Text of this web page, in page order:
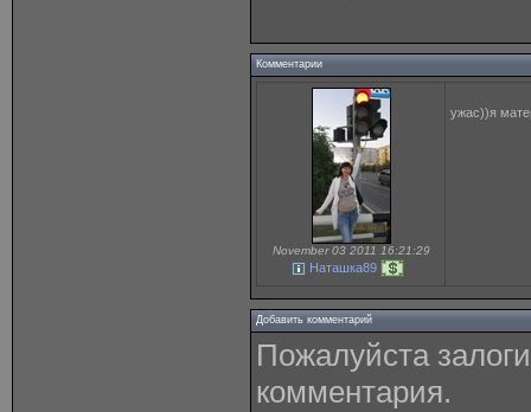
Комментарии
November 03 2011 16:21:29
Наташка89
ужас))я
Добавить комментарий
Пожалуйста
комментария.